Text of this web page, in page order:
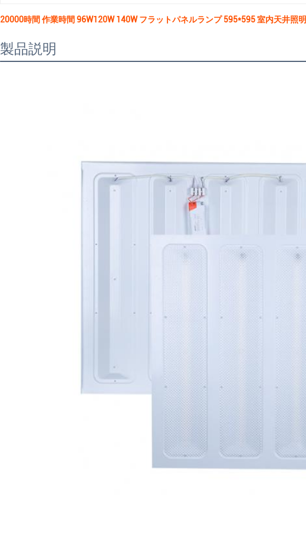
メッセージ
折り返しご連絡いたします！
20000時間 作業時間 96W120W 140W フラットパネルランプ 595*595 室内天井照明
製品説明